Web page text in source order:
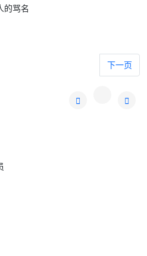
的骂名
谙华文者出任华小高职 将后患无穷
下一篇文
下一页